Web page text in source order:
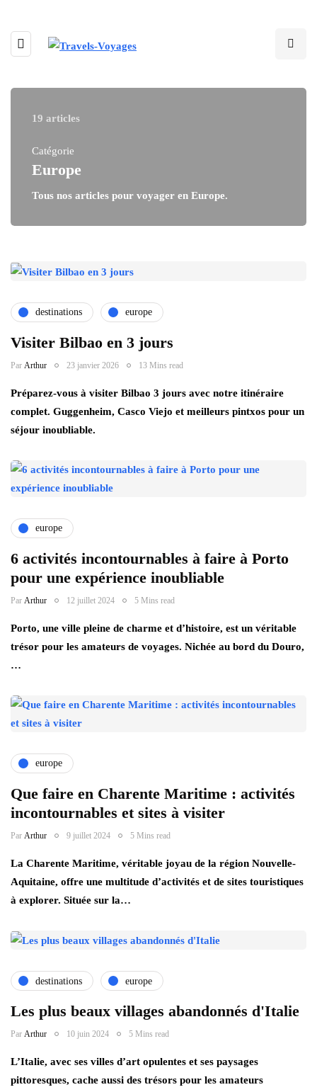
19 articles
Catégorie
Europe
Tous nos articles pour voyager en Europe.
destinations europe
Visiter Bilbao en 3 jours
Par Arthur 23 janvier 2026 13 Mins read
Préparez-vous à visiter Bilbao 3 jours avec notre itinéraire
complet. Guggenheim, Casco Viejo et meilleurs pintxos pour un
séjour inoubliable.
europe
6 activités incontournables à faire à Porto
pour une expérience inoubliable
Par Arthur 12 juillet 2024 5 Mins read
Porto, une ville pleine de charme et d’histoire, est un véritable
trésor pour les amateurs de voyages. Nichée au bord du Douro,
…
europe
Que faire en Charente Maritime : activités
incontournables et sites à visiter
Par Arthur 9 juillet 2024 5 Mins read
La Charente Maritime, véritable joyau de la région Nouvelle-
Aquitaine, offre une multitude d’activités et de sites touristiques
à explorer. Située sur la…
destinations europe
Les plus beaux villages abandonnés d'Italie
Par Arthur 10 juin 2024 5 Mins read
L’Italie, avec ses villes d’art opulentes et ses paysages
pittoresques, cache aussi des trésors pour les amateurs